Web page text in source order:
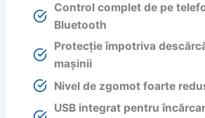
Control complet de pe
Bluetooth
Protecție împotriva
mașinii
Nivel de zgomot foarte
USB integrat pentru